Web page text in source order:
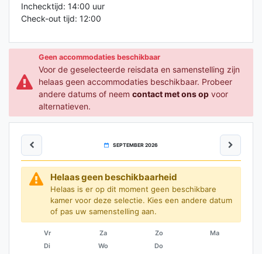
Inchecktijd: 14:00 uur
Check-out tijd: 12:00
Geen accommodaties beschikbaar
Voor de geselecteerde reisdata en samenstelling zijn
helaas geen accommodaties beschikbaar. Probeer
andere datums of neem contact met ons opvoor
alternatieven.
SEPTEMBER 2026
Helaas geen beschikbaarheid
Helaas is er op dit moment geen beschikbare
kamer voor deze selectie. Kies een andere datum
of pas uw samenstelling aan.
Vr Za Zo
Ma
Di
Wo Do